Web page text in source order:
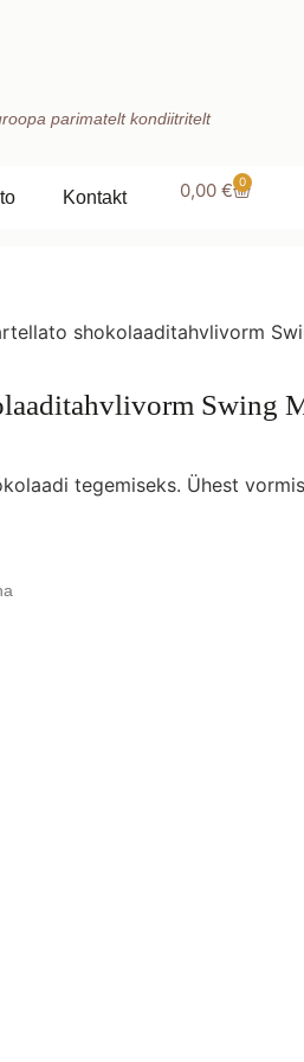
parimatelt kondiitritelt
Kontakt 0,00 € 0
shokolaaditahvlivorm
Swing
tegemiseks. Ühest